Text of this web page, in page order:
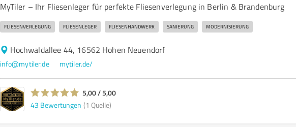
MyTiler – Ihr Fliesenleger für perfekte Fliesenverlegung in Berlin & Brandenburg
FLIESENVERLEGUNG FLIESENLEGER FLIESENHANDWERK SANIERUNG MODERNISIERUNG
Hochwaldallee 44, 16562 Hohen Neuendorf
info@mytiler.de mytiler.de/
5,00 / 5,00
43 Bewertungen (1 Quelle)